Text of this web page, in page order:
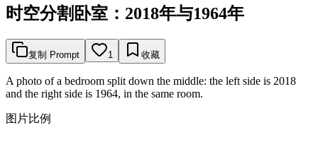
时空分割卧室：2018年与1964年
复制 Prompt 1 收藏
A photo of a bedroom split down the middle: the left side is 2018
and the right side is 1964, in the same room.
图片比例